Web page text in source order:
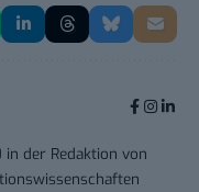
der Redaktion von